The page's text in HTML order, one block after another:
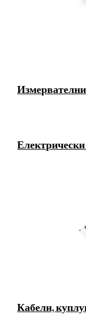
Електрически
Кабели,